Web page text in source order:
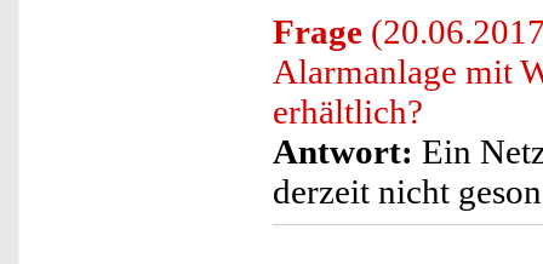
Frage
Alarmanlage mit
erhältlich?
Antwort: Ein
derzeit nicht